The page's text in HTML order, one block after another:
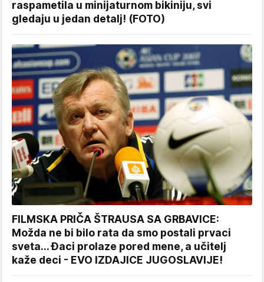
raspametila u minijaturnom bikiniju, svi
gledaju u jedan detalj! (FOTO)
FILMSKA PRIČA ŠTRAUSA SA GRBAVICE:
Možda ne bi bilo rata da smo postali prvaci
sveta... Đaci prolaze pored mene, a učitelj
kaže deci - EVO IZDAJICE JUGOSLAVIJE!